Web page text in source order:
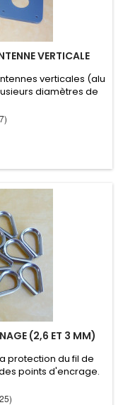
VERTICALE
verticales (alu
diamètres de
résistante !
(2,6 ET 3 MM)
protection du fil de
points d'encrage.